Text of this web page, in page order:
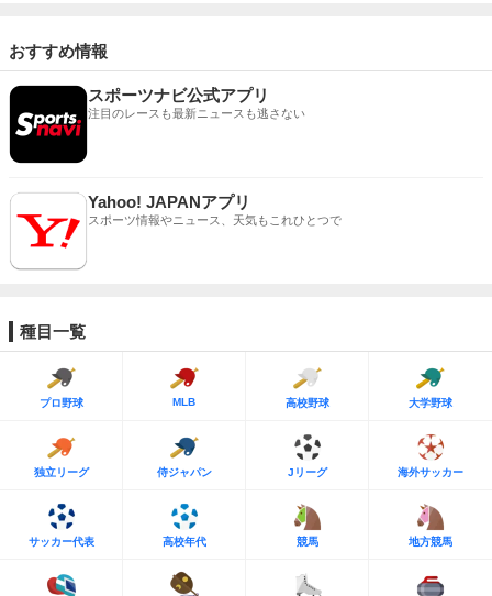
おすすめ情報
スポーツナビ公式アプリ
注目のレースも最新ニュースも逃さない
Yahoo! JAPANアプリ
スポーツ情報やニュース、天気もこれひとつで
種目一覧
プロ野球 MLB 高校野球 大学野球
独立リーグ 侍ジャパン Jリーグ 海外サッカー
サッカー代表 高校年代 競馬 地方競馬